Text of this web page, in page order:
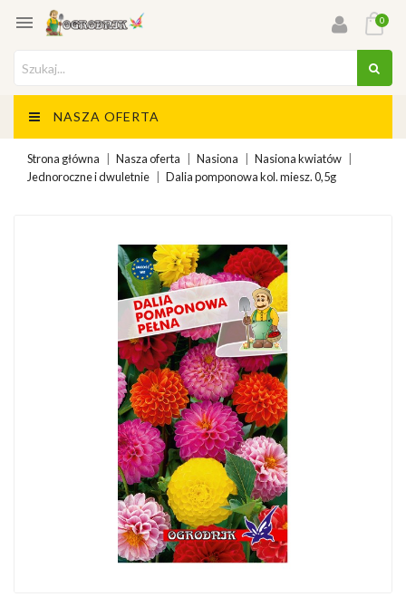
 0
NASZA OFERTA
Strona główna Nasza oferta Nasiona
Nasiona kwiatów
Jednoroczne i dwuletnie
Dalia pomponowa kol. miesz. 0,5g